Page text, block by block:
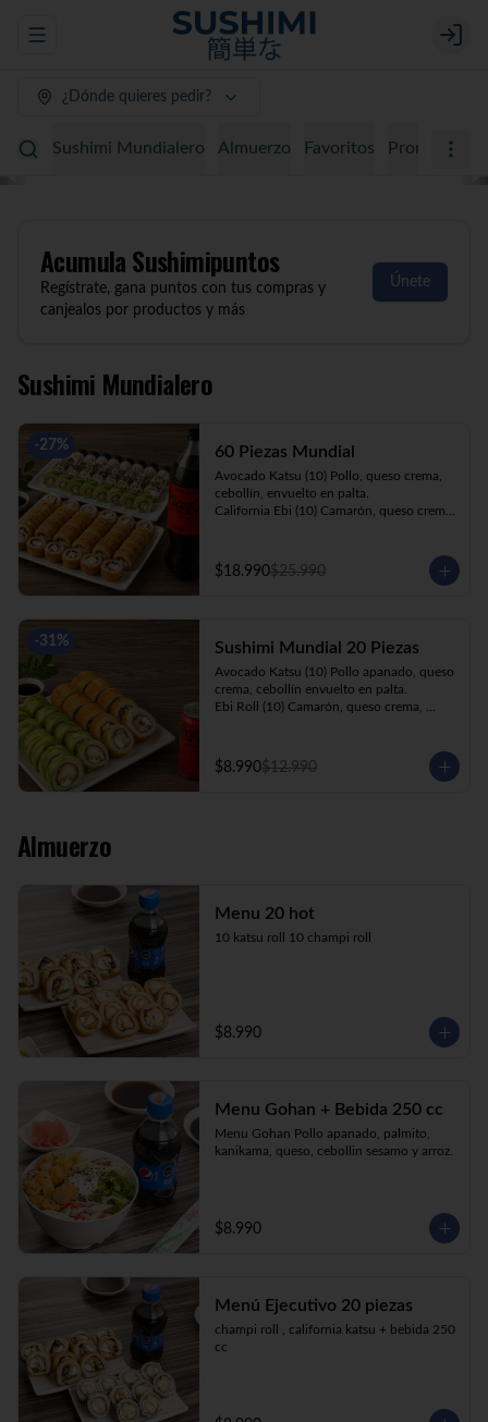
Abrir menu de navegación Login
¿Dónde quieres pedir?
Sushimi Mundialero Almuerzo Favoritos Promociones
AcumulaSushimipuntos
Regístrate, gana puntos con tus compras y
canjealos por productos y más
Únete
Sushimi Mundialero
-27% 60 Piezas Mundial
Avocado Katsu (10) Pollo, queso crema,
cebollín, envuelto en palta.
California Ebi (10) Camarón, queso crema,
crema, cebollín, envuelto en sésamo.
Katsu Roll (10) Pollo apanado, queso
Kani Maki (10) Kanikama, palta, envuelto
en nori.
+ Bebida 1.5lt.
$18.990$25.990
-31% Sushimi Mundial 20 Piezas
Avocado Katsu (10) Pollo apanado, queso
crema, cebollín envuelto en palta.
Ebi Roll (10) Camarón, queso crema,
$8.990$12.990
Almuerzo
Menu 20 hot
10 katsu roll 10 champi roll
$8.990
Menu Gohan + Bebida 250 cc
Menu Gohan Pollo apanado, palmito,
kanikama, queso, cebollin sesamo y arroz.
$8.990
Menú Ejecutivo 20 piezas
champi roll , california katsu + bebida 250
cc